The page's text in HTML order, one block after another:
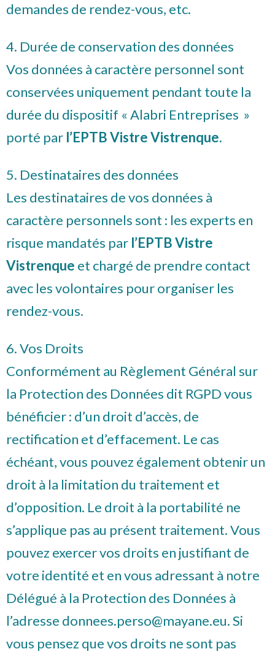
demandes de rendez-vous, etc.
4. Durée de conservation des données
Vos données à caractère personnel sont
conservées uniquement pendant toute la
durée du dispositif « Alabri Entreprises »
porté par l’EPTB Vistre Vistrenque.
5. Destinataires des données
Les destinataires de vos données à
caractère personnels sont : les experts en
risque mandatés par l’EPTB Vistre
Vistrenque et chargé de prendre contact
avec les volontaires pour organiser les
rendez-vous.
6. Vos Droits
Conformément au Règlement Général sur
la Protection des Données dit RGPD vous
bénéficier : d’un droit d’accès, de
rectification et d’effacement. Le cas
échéant, vous pouvez également obtenir un
droit à la limitation du traitement et
d’opposition. Le droit à la portabilité ne
s’applique pas au présent traitement. Vous
pouvez exercer vos droits en justifiant de
votre identité et en vous adressant à notre
Délégué à la Protection des Données à
l’adresse donnees.perso@mayane.eu. Si
vous pensez que vos droits ne sont pas